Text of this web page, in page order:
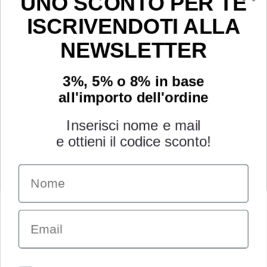
INFORMAZIONI
Chi siamo
Condizioni generali
Garanzia
Richiesta assistenza tecnica
ISCRIVENDOTI ALLA
NEWSLETTER
3%, 5% o 8% in base
all'importo dell'ordine
Inserisci nome e mail
e ottieni il codice sconto!
Name
Email